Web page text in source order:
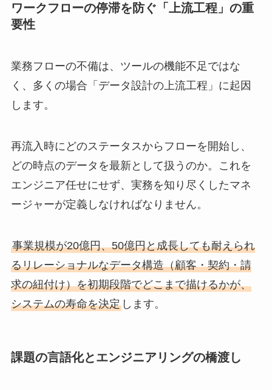
ワークフローの停滞を防ぐ「上流工程」の重
要性
業務フローの不備は、ツールの機能不足ではな
く、多くの場合「データ設計の上流工程」に起因
します。
再流入時にどのステータスからフローを開始し、
どの時点のデータを最新として扱うのか。これを
エンジニア任せにせず、実務を知り尽くしたマネ
ージャーが定義しなければなりません。
事業規模が20億円、50億円と成長しても耐えられ
るリレーショナルなデータ構造（顧客・契約・請
求の紐付け）を初期段階でどこまで描けるかが、
システムの寿命を決定します。
課題の言語化とエンジニアリングの橋渡し